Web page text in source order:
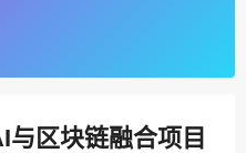
区块链融合项目